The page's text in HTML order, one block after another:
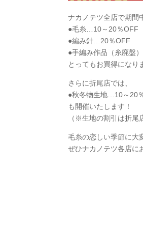
ナカノテツ全店で期間
●毛糸…10～20％OFF
●編み針…20％OFF
●手編み作品（糸廃盤
とってもお買得になり
さらに折尾店では、
●秋冬物生地…10～20
も開催いたします！
（※生地の割引は折尾
毛糸の恋しい季節に大
ぜひナカノテツ各店に